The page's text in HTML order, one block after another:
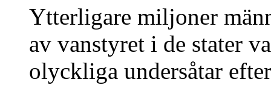
Ytterligare miljoner
av vanstyret i de stater
olyckliga undersåtar